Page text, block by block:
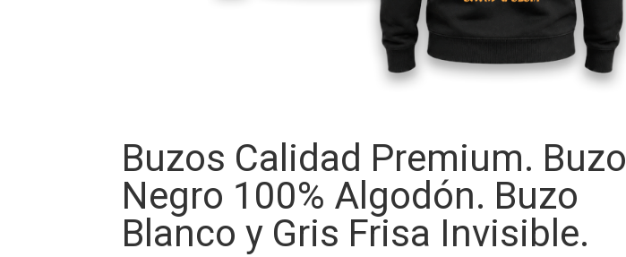
Buzos Calidad Premium. Buzo
Negro 100% Algodón. Buzo
Blanco y Gris Frisa Invisible.